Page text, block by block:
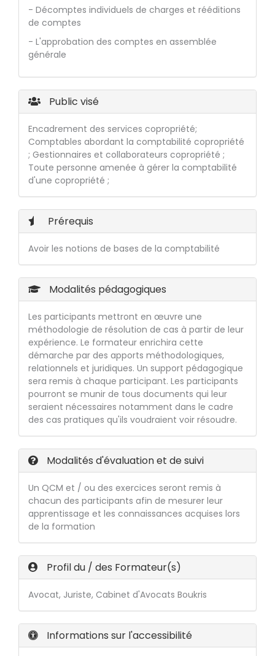
- Décomptes individuels de charges et rééditions
de comptes
- L'approbation des comptes en assemblée
générale
Public visé
Encadrement des services copropriété;
Comptables abordant la comptabilité copropriété
; Gestionnaires et collaborateurs copropriété ;
Toute personne amenée à gérer la comptabilité
d'une copropriété ;
Prérequis
Avoir les notions de bases de la comptabilité
Modalités pédagogiques
Les participants mettront en œuvre une
méthodologie de résolution de cas à partir de leur
expérience. Le formateur enrichira cette
démarche par des apports méthodologiques,
relationnels et juridiques. Un support pédagogique
sera remis à chaque participant. Les participants
pourront se munir de tous documents qui leur
seraient nécessaires notamment dans le cadre
des cas pratiques qu'ils voudraient voir résoudre.
Modalités d'évaluation et de suivi
Un QCM et / ou des exercices seront remis à
chacun des participants afin de mesurer leur
apprentissage et les connaissances acquises lors
de la formation
Profil du / des Formateur(s)
Avocat, Juriste, Cabinet d'Avocats Boukris
Informations sur l'accessibilité